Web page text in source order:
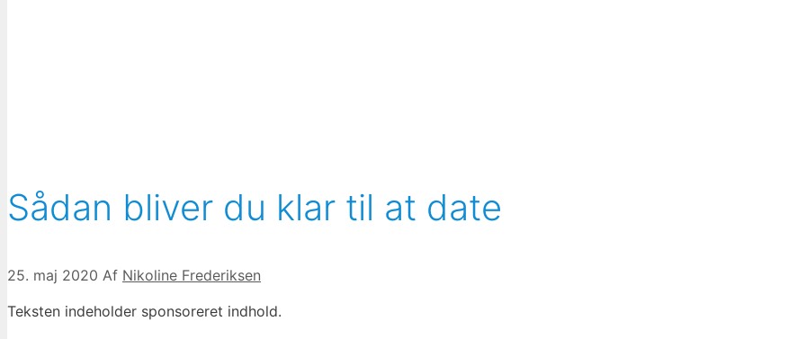
Sådan bliver du klar til at date
25. maj 2020 Af Nikoline Frederiksen
Teksten indeholder sponsoreret indhold.